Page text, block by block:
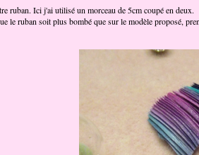
ruban. Ici j'ai utilisé un morceau de 5cm coupé en deux.
le ruban soit plus bombé que sur le modèle proposé,